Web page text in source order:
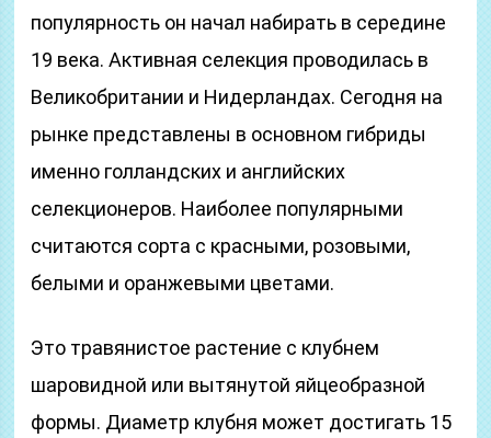
популярность он начал набирать в середине
19 века. Активная селекция проводилась в
Великобритании и Нидерландах. Сегодня на
рынке представлены в основном гибриды
именно голландских и английских
селекционеров. Наиболее популярными
считаются сорта с красными, розовыми,
белыми и оранжевыми цветами.
Это травянистое растение с клубнем
шаровидной или вытянутой яйцеобразной
формы. Диаметр клубня может достигать 15